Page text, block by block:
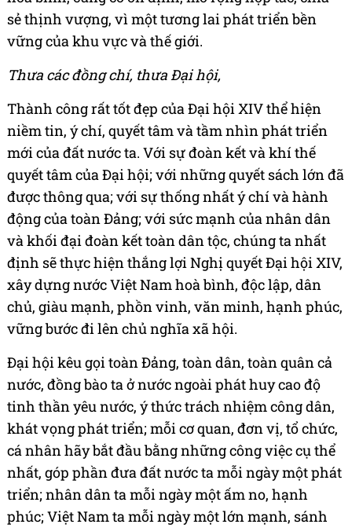
sẻ thịnh vượng, vì một tương lai phát triển bền
vững của khu vực và thế giới.
Thưa các đồng chí, thưa Đại hội,
Thành công rất tốt đẹp của Đại hội XIV thể hiện
niềm tin, ý chí, quyết tâm và tầm nhìn phát triển
mới của đất nước ta. Với sự đoàn kết và khí thế
quyết tâm của Đại hội; với những quyết sách lớn đã
được thông qua; với sự thống nhất ý chí và hành
động của toàn Đảng; với sức mạnh của nhân dân
và khối đại đoàn kết toàn dân tộc, chúng ta nhất
định sẽ thực hiện thắng lợi Nghị quyết Đại hội XIV,
xây dựng nước Việt Nam hoà bình, độc lập, dân
chủ, giàu mạnh, phồn vinh, văn minh, hạnh phúc,
vững bước đi lên chủ nghĩa xã hội.
Đại hội kêu gọi toàn Đảng, toàn dân, toàn quân cả
nước, đồng bào ta ở nước ngoài phát huy cao độ
tinh thần yêu nước, ý thức trách nhiệm công dân,
khát vọng phát triển; mỗi cơ quan, đơn vị, tổ chức,
cá nhân hãy bắt đầu bằng những công việc cụ thể
nhất, góp phần đưa đất nước ta mỗi ngày một phát
triển; nhân dân ta mỗi ngày một ấm no, hạnh
phúc; Việt Nam ta mỗi ngày một lớn mạnh, sánh